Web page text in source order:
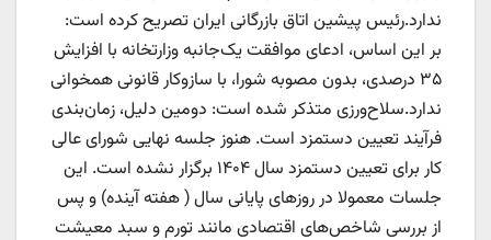
ندارد.رئیس پیشین اتاق بازرگانی ایران تصریح کرده است:
بر این اساس، ادعای موافقت یک‌جانبه وزارتخانه با افزایش
۳۵ درصدی، بدون مصوبه شورا، با سازوکار قانونی همخوانی
ندارد.سلاح‌ورزی متذکر شده است: دومین دلیل، زمان‌بندی
فرآیند تعیین دستمزد است. هنوز جلسه نهایی شورای عالی
کار برای تعیین دستمزد سال ۱۴۰۴ برگزار نشده است. این
جلسات معمولا در روزهای پایانی سال ( هفته آینده) و پس
از بررسی شاخص‌های اقتصادی مانند تورم و سبد معیشت